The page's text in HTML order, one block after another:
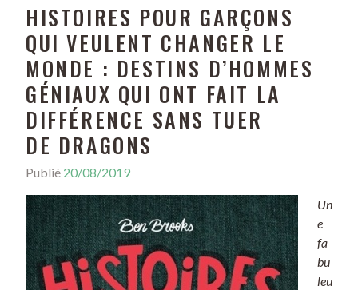
HISTOIRES POUR GARÇONS
QUI VEULENT CHANGER LE
MONDE : DESTINS D’HOMMES
GÉNIAUX QUI ONT FAIT LA
DIFFÉRENCE SANS TUER
DE DRAGONS
Publié 20/08/2019
Un
e
fa
bu
leu